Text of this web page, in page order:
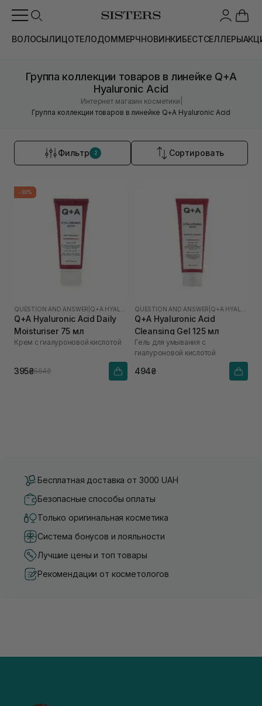
ВОЛОСЫЛИЦОТЕЛОДОММЕРЧНОВИНКИБЕСТСЕЛЛЕРЫ
Группа коллекции товаров в линейке Q+A
Hyaluronic Acid
Интернет магазин косметики
Группа коллекции товаров в линейке Q+A Hyaluronic Acid
Фильтр 2 Сортировать
-30%
QUESTION AND ANSWER
Q+A Hyaluronic Acid Daily
Moisturiser 75 мл
Крем с гиалуроновой кислотой
395₴564₴
QUESTION AND ANSWER
Q+A Hyaluronic Acid
Cleansing Gel 125 мл
Гель для умывания с
гиалуроновой кислотой
494₴
Бесплатная доставка от 3000 UAH
Безопасные способы оплаты
Только оригинальная косметика
Система бонусов и лояльности
Лучшие цены и топ товары
Рекомендации от косметологов